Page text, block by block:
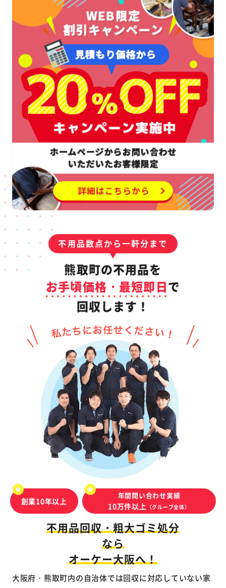
不用品数点から一軒分まで
熊取町の不用品を
お手頃価格・最短即日で
回収します！
創業10年以上
年間問い合わせ実績
10万件以上 （グループ全体）
不用品回収・粗大ゴミ処分
なら
オーケー大阪へ！
大阪府・熊取町内の自治体では回収に対応していない家